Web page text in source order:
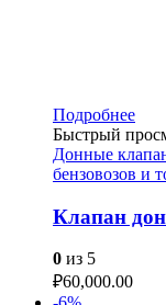
Подробнее
Быстрый
Донные
бензовозов и
Клапан
0 из 5
₽60,000.00